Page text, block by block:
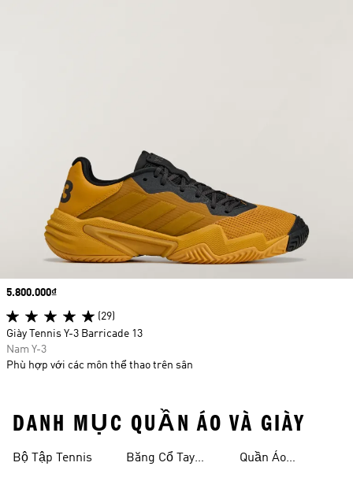
Price
5.800.000₫
(29)
Giày Tennis Y-3 Barricade 13
Nam Y-3
Phù hợp với các môn thể thao trên sân
DANH MỤC QUẦN ÁO VÀ GIÀY
Bộ Tập Tennis
Băng Cổ Tay
Quần Áo